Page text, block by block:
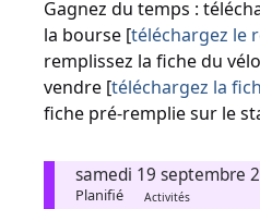
Gagnez du temps :
la bourse [téléchargez le
remplissez la fiche du
vendre [téléchargez la
fiche pré-remplie sur le
samedi 19 septembre
Planifié Activités